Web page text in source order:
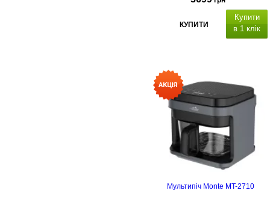
КУПИТИ
Купити
в 1 клік
Мультипіч Monte MT-2710